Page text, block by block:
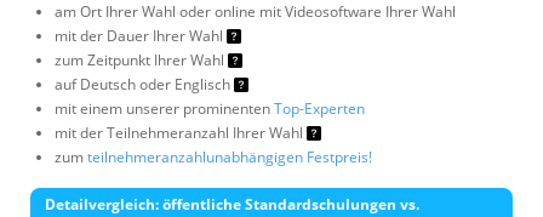
am Ort Ihrer Wahl oder online mit Videosoftware Ihrer Wahl
mit der Dauer Ihrer Wahl
zum Zeitpunkt Ihrer Wahl
auf Deutsch oder Englisch
mit einem unserer prominentenTop-Experten
mit der Teilnehmeranzahl Ihrer Wahl
zumteilnehmeranzahlunabhängigen Festpreis!
Detailvergleich: öffentliche Standardschulungen vs.